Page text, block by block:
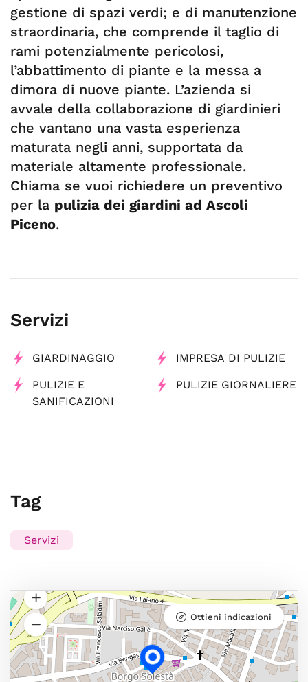
gestione di spazi verdi; e di manutenzione
straordinaria, che comprende il taglio di
rami potenzialmente pericolosi,
l’abbattimento di piante e la messa a
dimora di nuove piante. L’azienda si
avvale della collaborazione di giardinieri
che vantano una vasta esperienza
maturata negli anni, supportata da
materiale altamente professionale.
Chiama se vuoi richiedere un preventivo
per la pulizia dei giardini ad Ascoli
Piceno.
Servizi
GIARDINAGGIO IMPRESA DI PULIZIE
PULIZIE E
SANIFICAZIONI
PULIZIE GIORNALIERE
Tag
Servizi
Ottieni indicazioni